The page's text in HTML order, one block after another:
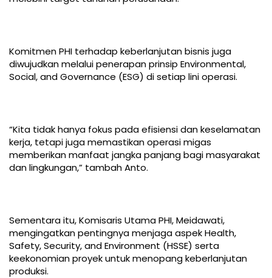
Komitmen PHI terhadap keberlanjutan bisnis juga
diwujudkan melalui penerapan prinsip Environmental,
Social, and Governance (ESG) di setiap lini operasi.
“Kita tidak hanya fokus pada efisiensi dan keselamatan
kerja, tetapi juga memastikan operasi migas
memberikan manfaat jangka panjang bagi masyarakat
dan lingkungan,” tambah Anto.
Sementara itu, Komisaris Utama PHI, Meidawati,
mengingatkan pentingnya menjaga aspek Health,
Safety, Security, and Environment (HSSE) serta
keekonomian proyek untuk menopang keberlanjutan
produksi.